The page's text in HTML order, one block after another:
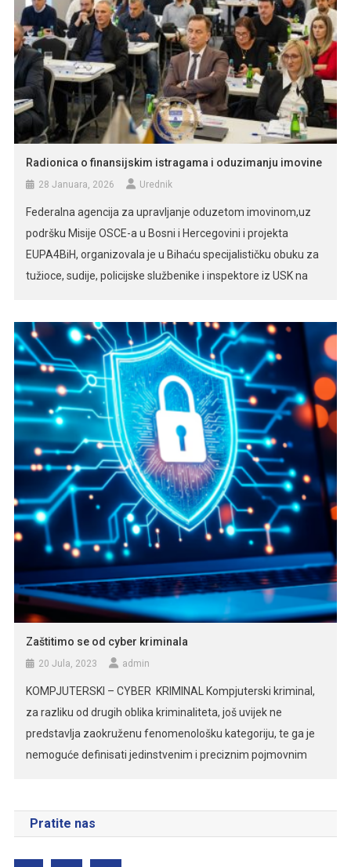
Radionica o finansijskim istragama i oduzimanju imovine
28 Januara, 2026 Urednik
Federalna agencija za upravljanje oduzetom imovinom,uz
podršku Misije OSCE-a u Bosni i Hercegovini i projekta
EUPA4BiH, organizovala je u Bihaću specijalističku obuku za
tužioce, sudije, policijske službenike i inspektore iz USK na
unutrašnjih poslova Unsko-sanskog kantona Adnan Habibija,
koji je pozdravio […]
Zaštitimo se od cyber kriminala
20 Jula, 2023 admin
KOMPJUTERSKI – CYBER KRIMINAL Kompjuterski kriminal,
za razliku od drugih oblika kriminaliteta, još uvijek ne
predstavlja zaokruženu fenomenološku kategoriju, te ga je
nemoguće definisati jedinstvenim i preciznim pojmovnim
računarskih) sistema, u namjeri da se sebi ili drugom pribavi
određena korist ili da se […]
Pratite nas